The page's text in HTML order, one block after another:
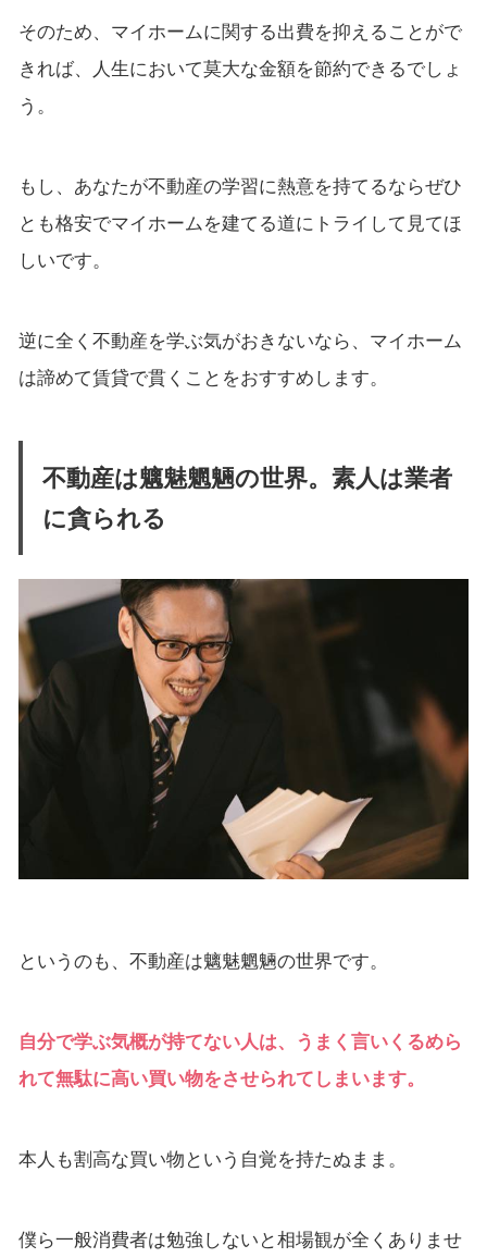
そのため、マイホームに関する出費を抑えることがで
きれば、人生において莫大な金額を節約できるでしょ
う。
もし、あなたが不動産の学習に熱意を持てるならぜひ
とも格安でマイホームを建てる道にトライして見てほ
しいです。
逆に全く不動産を学ぶ気がおきないなら、マイホーム
は諦めて賃貸で貫くことをおすすめします。
不動産は魑魅魍魎の世界。素人は業者
に貪られる
というのも、不動産は魑魅魍魎の世界です。
自分で学ぶ気概が持てない人は、うまく言いくるめら
れて無駄に高い買い物をさせられてしまいます。
本人も割高な買い物という自覚を持たぬまま。
僕ら一般消費者は勉強しないと相場観が全くありませ